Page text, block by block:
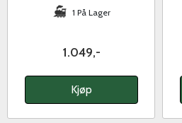
1 På Lager
1.049,-
Kjøp